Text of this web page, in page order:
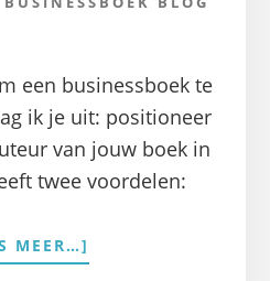
een businessboek te
ik je uit: positioneer
van jouw boek in
twee voordelen:
MEER…]
JEZELF